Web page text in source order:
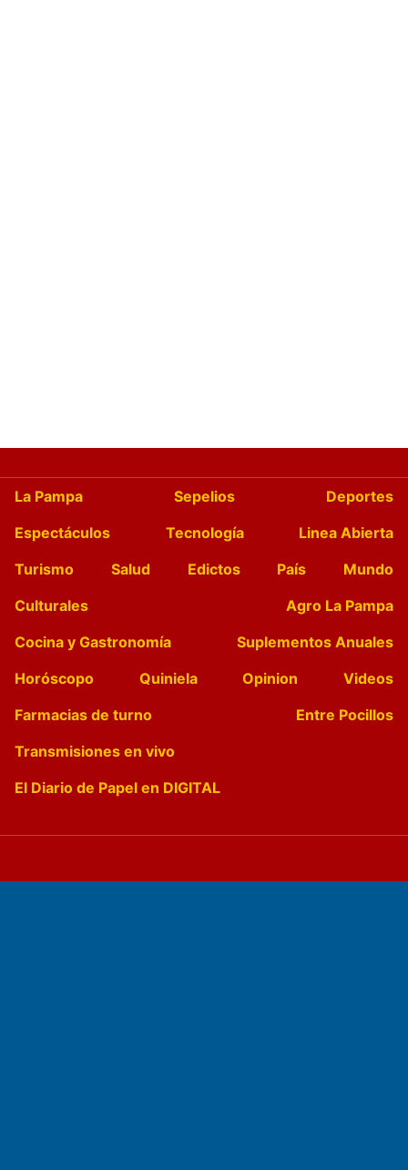
La Pampa Sepelios
Deportes
Espectáculos
Tecnología
Linea Abierta
Turismo
Salud Edictos País
Mundo
Culturales
Agro La Pampa
Cocina y Gastronomía
Suplementos Anuales
Horóscopo
Quiniela Opinion
Videos
Farmacias de turno
Entre Pocillos
Transmisiones en vivo
El Diario de Papel en DIGITAL